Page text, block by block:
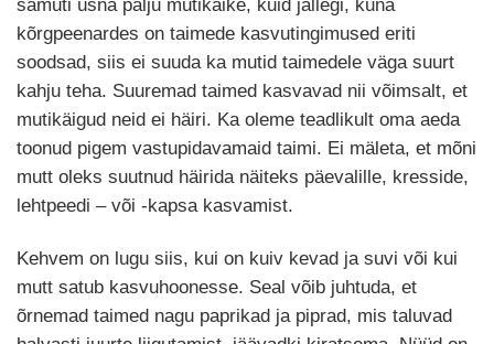
samuti üsna palju mutikäike, kuid jällegi, kuna
kõrgpeenardes on taimede kasvutingimused eriti
soodsad, siis ei suuda ka mutid taimedele väga suurt
kahju teha. Suuremad taimed kasvavad nii võimsalt, et
mutikäigud neid ei häiri. Ka oleme teadlikult oma aeda
toonud pigem vastupidavamaid taimi. Ei mäleta, et mõni
mutt oleks suutnud häirida näiteks päevalille, kresside,
lehtpeedi – või -kapsa kasvamist.
Kehvem on lugu siis, kui on kuiv kevad ja suvi või kui
mutt satub kasvuhoonesse. Seal võib juhtuda, et
õrnemad taimed nagu paprikad ja piprad, mis taluvad